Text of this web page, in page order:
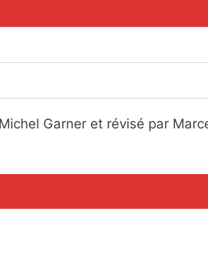
Garner et révisé par